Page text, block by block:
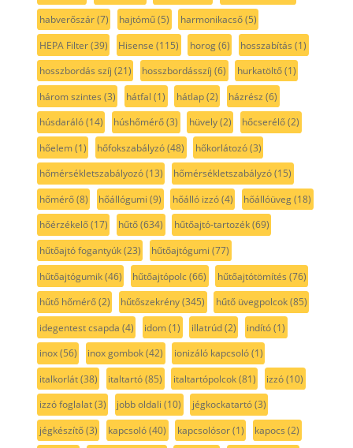
habverőszár(7) hajtómű(5) harmonikacső(5)
HEPA Filter(39) Hisense (115) horog(6) hosszabítás (1)
hosszbordás szíj (21) hosszbordásszíj (6) hurkatöltő(1)
három szintes (3) hátfal (1) hátlap(2) házrész (6)
húsdaráló(14) húshőmérő(3) hüvely(2) hőcserélő(2)
hőelem(1) hőfokszabályzó(48) hőkorlátozó(3)
hőmérsékletszabályozó(13) hőmérsékletszabályzó(15)
hőmérő(8) hőállógumi (9) hőálló izzó(4) hőállóüveg(18)
hőérzékelő(17) hűtő(634) hűtőajtó-tartozék(69)
hűtőajtó fogantyúk(23) hűtőajtógumi (77)
hűtőajtógumik(46) hűtőajtópolc(66) hűtőajtótömítés (76)
hűtő hőmérő(2) hűtőszekrény(345) hűtő üvegpolcok(85)
idegentest csapda (4) idom(1) illatrúd(2) indító(1)
inox(56) inox gombok(42) ionizáló kapcsoló(1)
italkorlát(38) italtartó(85) italtartópolcok(81) izzó(10)
izzó foglalat(3) jobb oldali (10) jégkockatartó(3)
jégkészítő(3) kapcsoló(40) kapcsolósor(1) kapocs (2)